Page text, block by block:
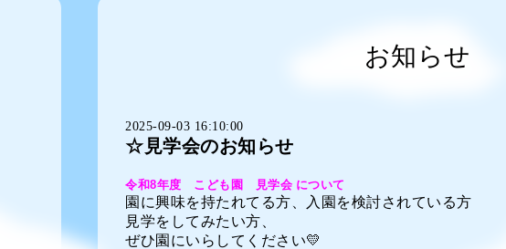
お知らせ
2025-09-03 16:10:00
☆見学会のお知らせ
令和8年度 こども園 見学会 について
園に興味を持たれてる方、入園を検討されている方
見学をしてみたい方、
ぜひ園にいらしてください💛